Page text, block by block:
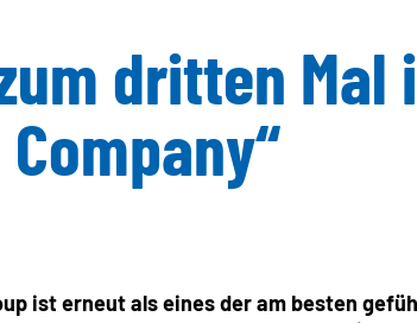
IT
QUALITÄT
dritten Mal
ist erneut als eines der am besten